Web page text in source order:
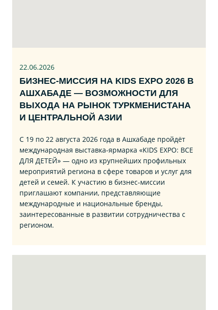
22.06.2026
БИЗНЕС‑МИССИЯ НА KIDS EXPO 2026 В
АШХАБАДЕ — ВОЗМОЖНОСТИ ДЛЯ
ВЫХОДА НА РЫНОК ТУРКМЕНИСТАНА
И ЦЕНТРАЛЬНОЙ АЗИИ
С 19 по 22 августа 2026 года в Ашхабаде пройдёт
международная выставка‑ярмарка «KIDS EXPO: ВСЕ
ДЛЯ ДЕТЕЙ» — одно из крупнейших профильных
мероприятий региона в сфере товаров и услуг для
детей и семей. К участию в бизнес‑миссии
приглашают компании, представляющие
международные и национальные бренды,
заинтересованные в развитии сотрудничества с
регионом.